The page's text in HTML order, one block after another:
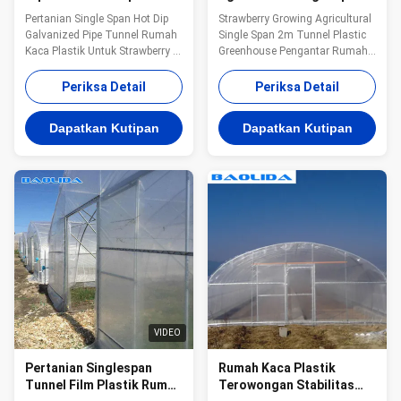
Tunnel Rumah Kaca
Plastik Untuk Strawberry
Pertanian Single Span Hot Dip
Galvanized Pipe Tunnel Rumah
Kaca Plastik Untuk Strawberry 1.
Menanam di terowongan tinggi
atau gudang simpai
menyediakan cara yang mudah
dan hemat biaya untuk lebih
mengontrol lingkungan tumbuh
Anda dan memperpanjang
untuk sayuran, buah...
Periksa Detail
Dapatkan Kutipan
2m Tunnel Plastic
Greenhouse
Strawberry Growing Agricultural
Single Span 2m Tunnel Plastic
Greenhouse Pengantar Rumah
Kaca Stroberi: Strawberry
merupakan buah yang sangat
mudah dikelola, manfaat
ekonomi dan prospek pasarnya
sangat baik.Jika petani ingin
memastikan produksi dan
mereka harus ...
Periksa Detail
Dapatkan Kutipan
VIDEO
Pertanian Singlespan
Tunnel Film Plastik Rumah
Rumah Kaca Plastik
Terowongan Stabilitas